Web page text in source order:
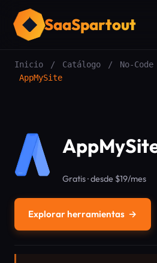
SaaSpartout
Inicio / Catálogo / No-
AppMySite
Gratis · desde $19/mes
Explorar herramientas →